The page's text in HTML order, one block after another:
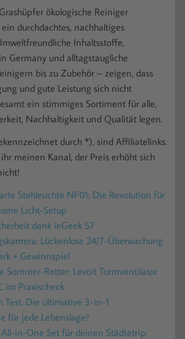
ökologische Reiniger
durchdachtes, nachhaltiges
Inhaltsstoffe,
Germany und alltagstaugliche
bis zu Zubehör – zeigen, dass
und gute Leistung sich nicht
ein stimmiges Sortiment für alle,
Nachhaltigkeit und Qualität legen.
durch *), sind Affiliatelinks.
meinen Kanal, der Preis erhöht sich
Stehleuchte NF01: Die Revolution für
Licht-Setup
dank ieGeek S7
Lückenlose 24/7-Überwachung
+ Gewinnspiel
Sommer-Retter: Levoit Turmventilator
im Praxischeck
Test: Die ultimative 3-in-1
für jede Lebenslage?
in-One Set für deinen Städtetrip: